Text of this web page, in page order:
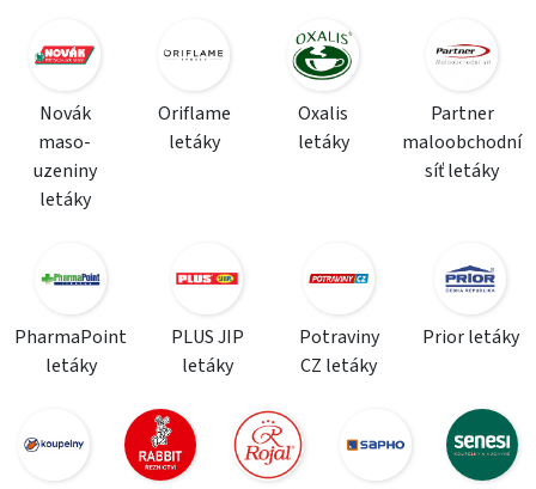
Novák
maso-
uzeniny
letáky
Oriflame
letáky
Oxalis
letáky
Partner
maloobchodní
síť letáky
PharmaPoint
letáky
PLUS JIP
letáky
Potraviny
CZ letáky
Prior letáky